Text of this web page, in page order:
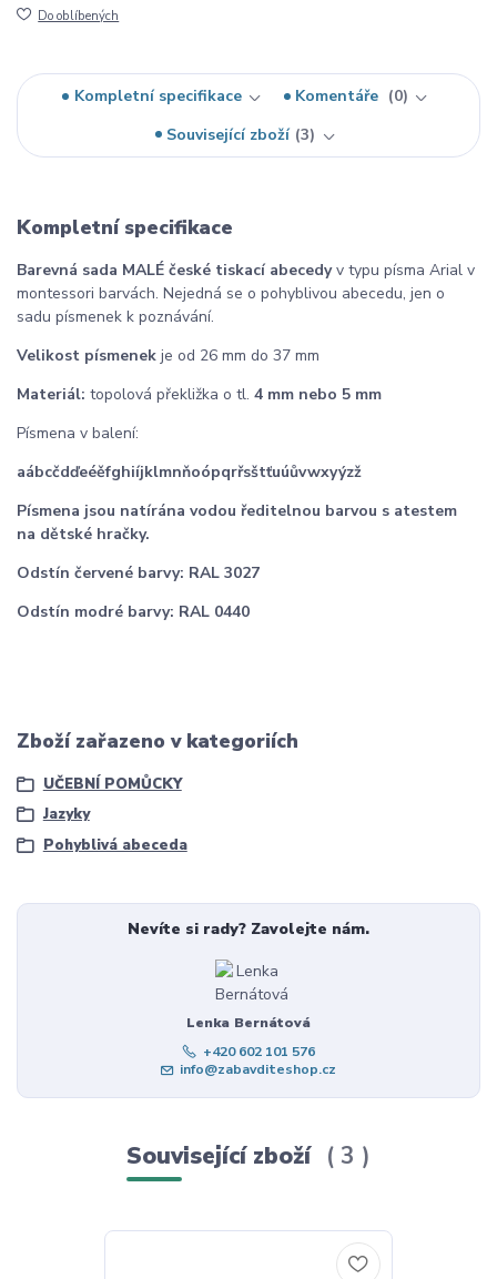
Do oblíbených
Kompletní specifikace Komentáře
0
Související zboží 3
Kompletní specifikace
Barevná sada MALÉ české tiskací abecedyv typu písma Arial v
montessori barvách. Nejedná se o pohyblivou abecedu, jen o
sadu písmenek k poznávání.
Velikost písmenek je od 26 mm do 37 mm
Materiál: topolová překližka o tl. 4 mm nebo 5 mm
Písmena v balení:
aábcčdďeéěfghiíjklmnňoópqrřsštťuúůvwxyýzž
Písmena jsou natírána vodou ředitelnou barvou s atestem
na dětské hračky.
Odstín červené barvy: RAL 3027
Odstín modré barvy: RAL 0440
Zboží zařazeno v kategoriích
UČEBNÍ POMŮCKY
Jazyky
Pohyblivá abeceda
Nevíte si rady? Zavolejte nám.
Lenka Bernátová
+420 602 101 576
info@zabavditeshop.cz
Související zboží 3